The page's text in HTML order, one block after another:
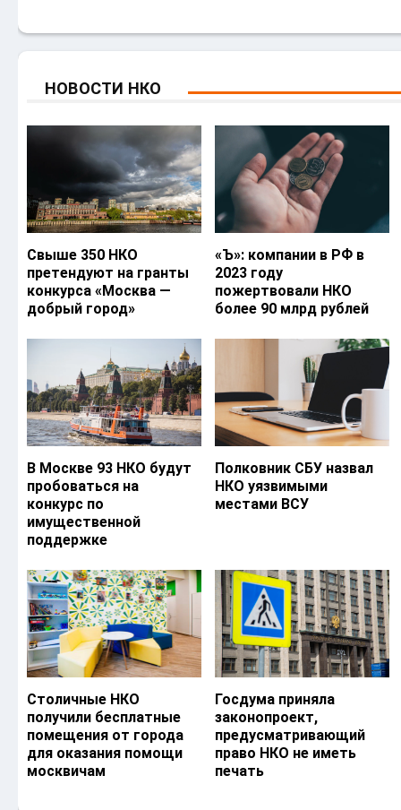
НОВОСТИ НКО
Свыше 350 НКО
претендуют на гранты
конкурса «Москва —
добрый город»
«Ъ‎»: компании в РФ в
2023 году
пожертвовали НКО
более 90 млрд рублей
В Москве 93 НКО будут
пробоваться на
конкурс по
имущественной
поддержке
Полковник СБУ назвал
НКО уязвимыми
местами ВСУ
Столичные НКО
получили бесплатные
помещения от города
для оказания помощи
москвичам
Госдума приняла
законопроект,
предусматривающий
право НКО не иметь
печать